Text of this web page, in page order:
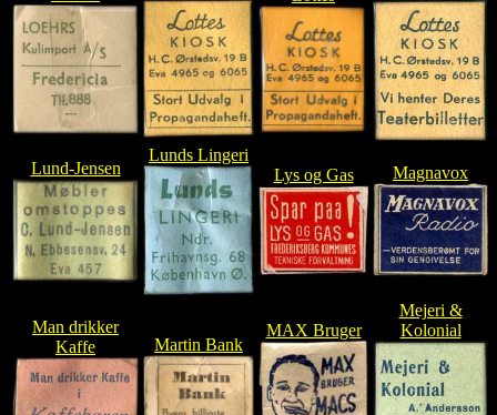
Lund-Jensen
Lunds Lingeri
Lys og Gas
Magnavox
Man drikker
Kaffe
Martin Bank
MAX Bruger
Mejeri &
Kolonial